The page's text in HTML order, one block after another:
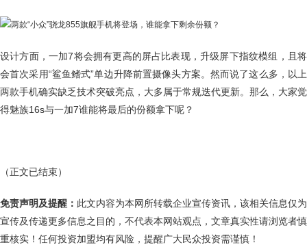
设计方面，一加7将会拥有更高的屏占比表现，升级屏下指纹模组，且将
会首次采用“鲨鱼鳍式”单边升降前置摄像头方案。然而说了这么多，以上
两款手机确实缺乏技术突破亮点，大多属于常规迭代更新。那么，大家觉
得魅族16s与一加7谁能将最后的份额拿下呢？
（正文已结束）
免责声明及提醒： 此文内容为本网所转载企业宣传资讯，该相关信息仅为
宣传及传递更多信息之目的，不代表本网站观点，文章真实性请浏览者慎
重核实！任何投资加盟均有风险，提醒广大民众投资需谨慎！